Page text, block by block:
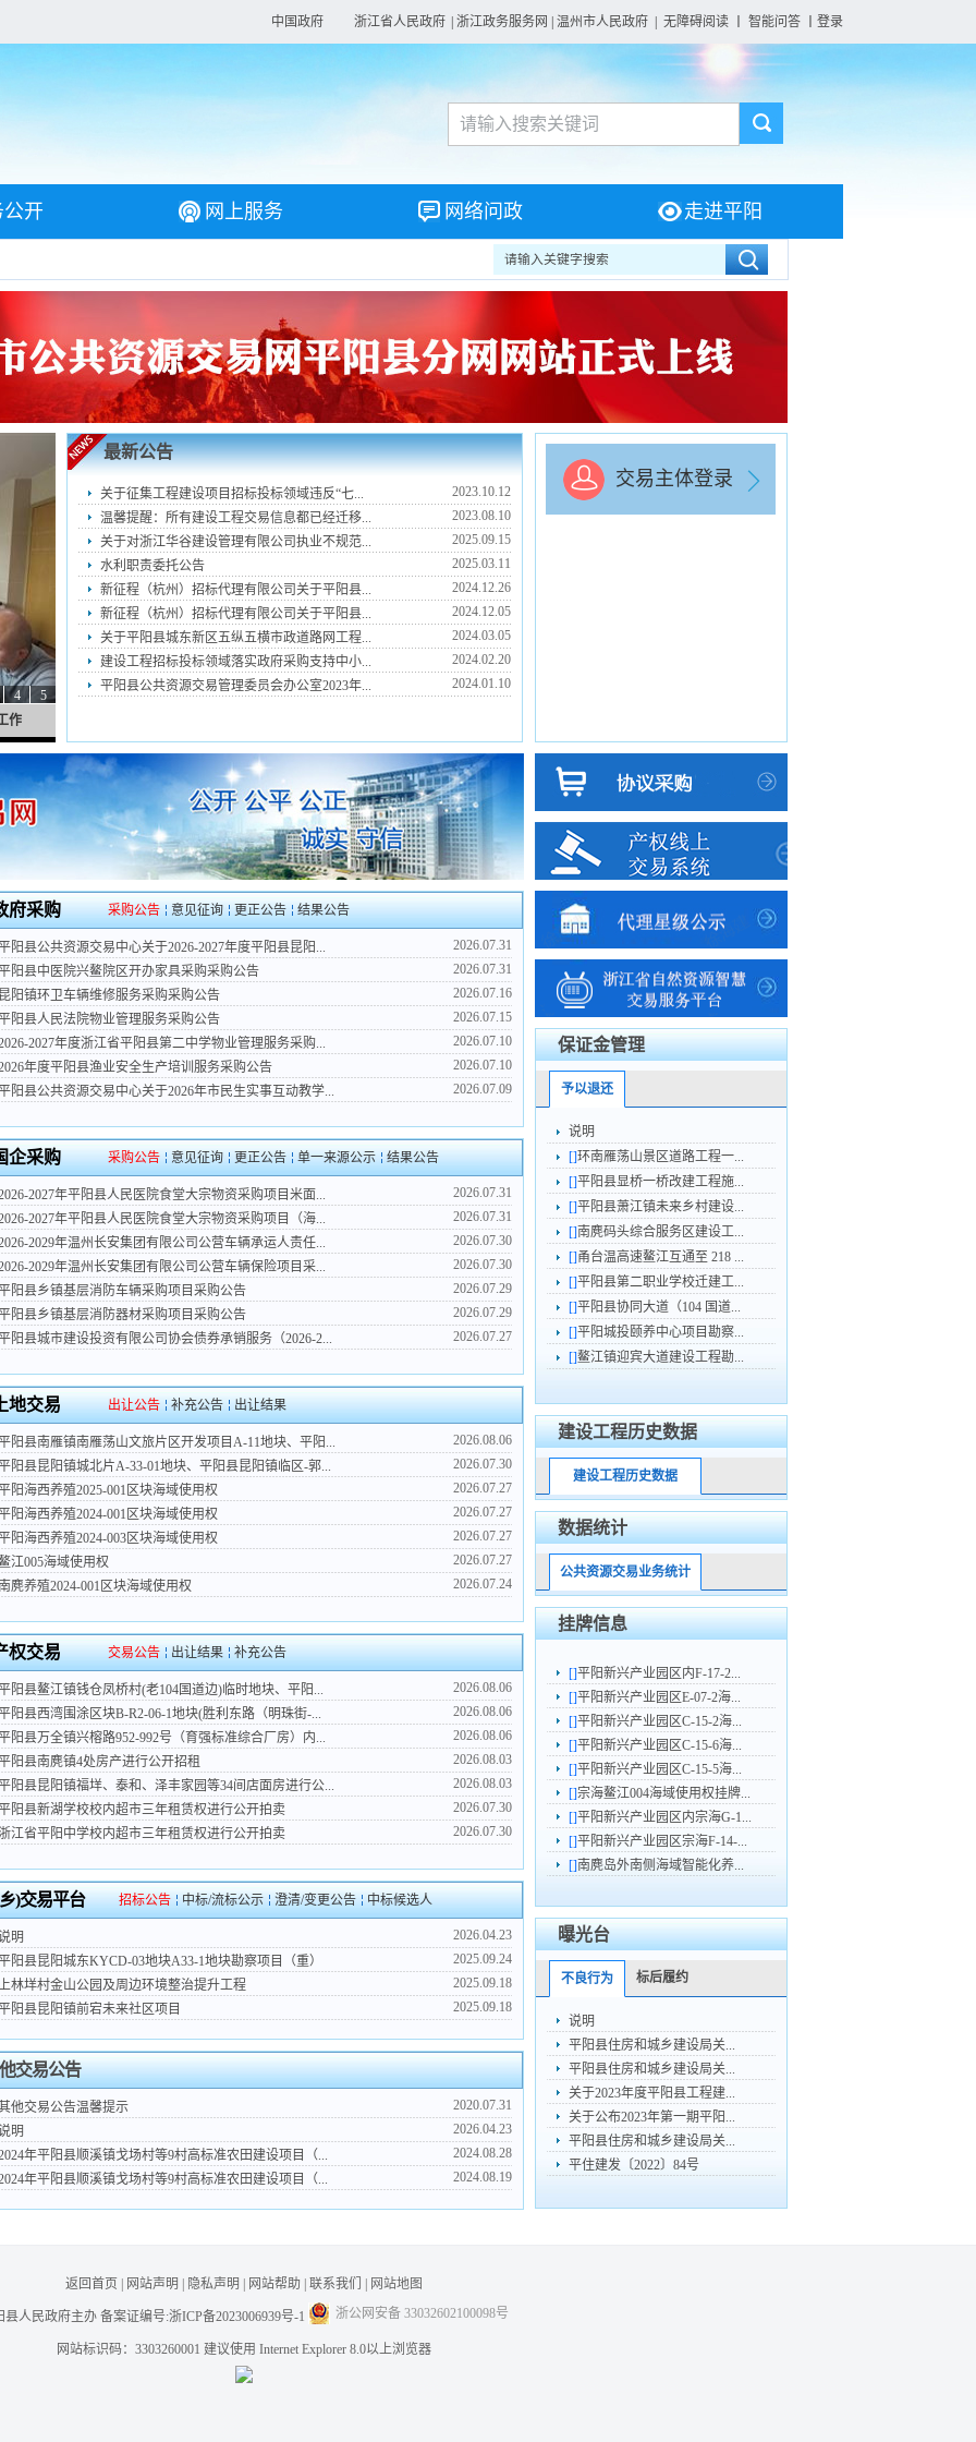
登录
中国政府 浙江省人民政府 浙江政务服务网 温州市人民政府 无障碍阅读 智能问答
开 网上服务 网络问政 走进平阳
最新公告
关于征集工程建设项目招标投标领域违反“七...
2023.10.12
温馨提醒：所有建设工程交易信息都已经迁移...
2023.08.10
关于对浙江华谷建设管理有限公司执业不规范...
2025.09.15
水利职责委托公告
2025.03.11
新征程（杭州）招标代理有限公司关于平阳县...
2024.12.26
新征程（杭州）招标代理有限公司关于平阳县...
2024.12.05
关于平阳县城东新区五纵五横市政道路网工程...
2024.03.05
建设工程招标投标领域落实政府采购支持中小...
2024.02.20
平阳县公共资源交易管理委员会办公室2023年...
2024.01.10
交易主体登录
府采购 采购公告 意见征询 更正公告 结果公告
阳县公共资源交易中心关于2026-2027年度平阳县昆阳...
2026.07.31
阳县中医院兴鳌院区开办家具采购采购公告
2026.07.31
阳镇环卫车辆维修服务采购采购公告
2026.07.16
阳县人民法院物业管理服务采购公告
2026.07.15
2027年度浙江省平阳县第二中学物业管理服务采购...
2026.07.10
年度平阳县渔业安全生产培训服务采购公告
2026.07.10
阳县公共资源交易中心关于2026年市民生实事互动教学...
2026.07.09
企采购 采购公告 意见征询 更正公告 单一来源公示 结果公告
2027年平阳县人民医院食堂大宗物资采购项目米面...
2026.07.31
2027年平阳县人民医院食堂大宗物资采购项目（海...
2026.07.31
2029年温州长安集团有限公司公营车辆承运人责任...
2026.07.30
2029年温州长安集团有限公司公营车辆保险项目采...
2026.07.30
阳县乡镇基层消防车辆采购项目采购公告
2026.07.29
阳县乡镇基层消防器材采购项目采购公告
2026.07.29
阳县城市建设投资有限公司协会债券承销服务（2026-2...
2026.07.27
地交易 出让公告 补充公告 出让结果
阳县南雁镇南雁荡山文旅片区开发项目A-11地块、平阳...
2026.08.06
阳县昆阳镇城北片A-33-01地块、平阳县昆阳镇临区-郭...
2026.07.30
阳海西养殖2025-001区块海域使用权
2026.07.27
阳海西养殖2024-001区块海域使用权
2026.07.27
阳海西养殖2024-003区块海域使用权
2026.07.27
江005海域使用权
2026.07.27
麂养殖2024-001区块海域使用权
2026.07.24
权交易 交易公告 出让结果 补充公告
阳县鳌江镇钱仓凤桥村(老104国道边)临时地块、平阳...
2026.08.06
阳县西湾围涂区块B-R2-06-1地块(胜利东路（明珠街-...
2026.08.06
阳县万全镇兴榕路952-992号（育强标准综合厂房）内...
2026.08.06
阳县南麂镇4处房产进行公开招租
2026.08.03
阳县昆阳镇福垟、泰和、泽丰家园等34间店面房进行公...
2026.08.03
阳县新湖学校校内超市三年租赁权进行公开拍卖
2026.07.30
江省平阳中学校内超市三年租赁权进行公开拍卖
2026.07.30
)交易平台 招标公告 中标/流标公示 澄清/变更公告 中标候选人
明
2026.04.23
阳县昆阳城东KYCD-03地块A33-1地块勘察项目（重）
2025.09.24
林垟村金山公园及周边环境整治提升工程
2025.09.18
阳县昆阳镇前宕未来社区项目
2025.09.18
交易公告
他交易公告温馨提示
2020.07.31
明
2026.04.23
年平阳县顺溪镇戈场村等9村高标准农田建设项目（...
2024.08.28
年平阳县顺溪镇戈场村等9村高标准农田建设项目（...
2024.08.19
保证金管理
予以退还
说明
[]环南雁荡山景区道路工程一...
[]平阳县显桥一桥改建工程施...
[]平阳县萧江镇未来乡村建设...
[]南麂码头综合服务区建设工...
[]甬台温高速鳌江互通至 218 ...
[]平阳县第二职业学校迁建工...
[]平阳县协同大道（104 国道...
[]平阳城投颐养中心项目勘察...
[]鳌江镇迎宾大道建设工程勘...
建设工程历史数据
建设工程历史数据
数据统计
公共资源交易业务统计
挂牌信息
[]平阳新兴产业园区内F-17-2...
[]平阳新兴产业园区E-07-2海...
[]平阳新兴产业园区C-15-2海...
[]平阳新兴产业园区C-15-6海...
[]平阳新兴产业园区C-15-5海...
[]宗海鳌江004海域使用权挂牌...
[]平阳新兴产业园区内宗海G-1...
[]平阳新兴产业园区宗海F-14-...
[]南麂岛外南侧海域智能化养...
曝光台
不良行为 标后履约
说明
平阳县住房和城乡建设局关...
平阳县住房和城乡建设局关...
关于2023年度平阳县工程建...
关于公布2023年第一期平阳...
平阳县住房和城乡建设局关...
平住建发〔2022〕84号
返回首页 网站声明 隐私声明 网站帮助 联系我们 网站地图
县人民政府主办 备案证编号:浙ICP备2023006939号-1 浙公网安备 33032602100098号
网站标识码：3303260001 建议使用 Internet Explorer 8.0以上浏览器